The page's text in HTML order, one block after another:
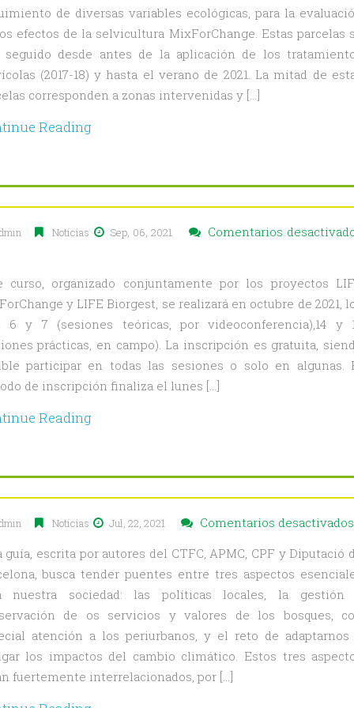
las
conclusiones
del
seguimiento
ecológico
de
de diversas variables ecológicas, para la
efectos de la selvicultura MixForChange. Estas parcelas
seguido desde antes de la aplicación de los
(2017-18) y hasta el verano de 2021. La mitad de
corresponden a zonas intervenidas y […]
Reading
Notícias Sep, 06, 2021
Comentarios
curso, organizado conjuntamente por los proyectos
y LIFE Biorgest, se realizará en octubre de 2021,
6 y 7 (sesiones teóricas, por videoconferencia),14 y
prácticas, en campo). La inscripción es gratuita,
participar en todas las sesiones o solo en algunas.
de inscripción finaliza el lunes […]
Reading
Notícias Jul, 22, 2021 Comentarios desactivados
guía, escrita por autores del CTFC, APMC, CPF y Diputació
busca tender puentes entre tres aspectos
nuestra sociedad: las políticas locales, la gestión
de os servicios y valores de los bosques,
atención a los periurbanos, y el reto de
los impactos del cambio climático. Estos tres
fuertemente interrelacionados, por […]